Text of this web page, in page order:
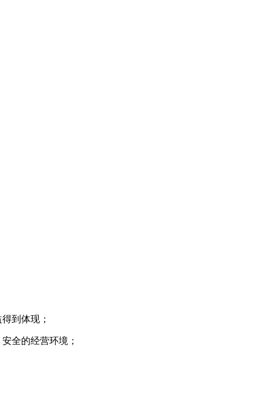
到体现；
全的经营环境；